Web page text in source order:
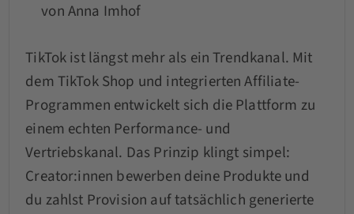
von Anna Imhof
TikTok ist längst mehr als ein Trendkanal. Mit
dem TikTok Shop und integrierten Affiliate-
Programmen entwickelt sich die Plattform zu
einem echten Performance- und
Vertriebskanal. Das Prinzip klingt simpel:
Creator:innen bewerben deine Produkte und
du zahlst Provision auf tatsächlich generierte